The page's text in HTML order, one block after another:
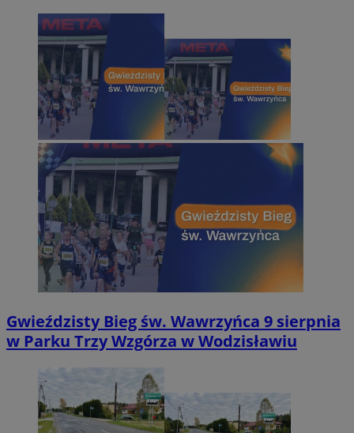
Gwieździsty Bieg św. Wawrzyńca 9 sierpnia
w Parku Trzy Wzgórza w Wodzisławiu